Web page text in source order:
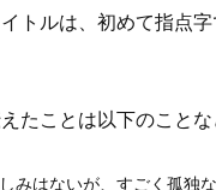
トルは、初めて指点
たことは以下のことな
みはないが、すごく孤独